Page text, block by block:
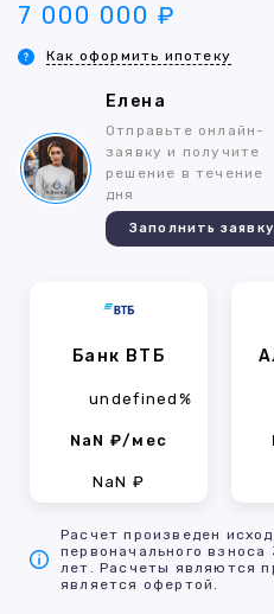
7 000 000 ₽
Как оформить ипотеку
Елена
Отправьте онлайн-
заявку и получите
решение в течение
дня
Заполнить заявку
Банк ВТБ
undefined%
NaN ₽/мес
NaN ₽
Расчет произведен
первоначального
лет. Расчеты являются
является офертой.